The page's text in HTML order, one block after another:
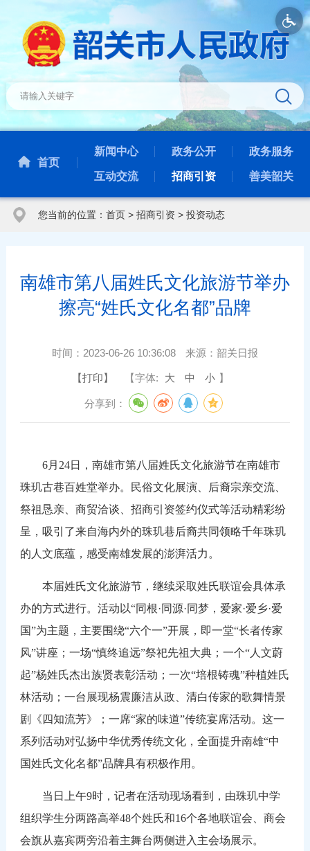
首页
新闻中心 政务公开 政务服务
互动交流 招商引资 善美韶关
您当前的位置： 首页> 招商引资 > 投资动态
南雄市第八届姓氏文化旅游节举办
擦亮“姓氏文化名都”品牌
时间： 2023-06-26 10:36:08 来源： 韶关日报
【打印】 【字体: 大 中 小 】
分享到：
6月24日，南雄市第八届姓氏文化旅游节在南雄市
珠玑古巷百姓堂举办。民俗文化展演、后裔宗亲交流、
祭祖恳亲、商贸洽谈、招商引资签约仪式等活动精彩纷
呈，吸引了来自海内外的珠玑巷后裔共同领略千年珠玑
的人文底蕴，感受南雄发展的澎湃活力。
本届姓氏文化旅游节，继续采取姓氏联谊会具体承
办的方式进行。活动以“同根·同源·同梦，爱家·爱乡·爱
国”为主题，主要围绕“六个一”开展，即一堂“长者传家
风”讲座；一场“慎终追远”祭祀先祖大典；一个“人文蔚
起”杨姓氏杰出族贤表彰活动；一次“培根铸魂”种植姓氏
林活动；一台展现杨震廉洁从政、清白传家的歌舞情景
剧《四知流芳》；一席“家的味道”传统宴席活动。这一
系列活动对弘扬中华优秀传统文化，全面提升南雄“中
国姓氏文化名都”品牌具有积极作用。
当日上午9时，记者在活动现场看到，由珠玑中学
组织学生分两路高举48个姓氏和16个各地联谊会、商会
会旗从嘉宾两旁沿着主舞台两侧进入主会场展示。